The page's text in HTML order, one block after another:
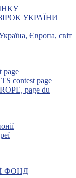
УКРАЇНИ
Європа, світ
page
contest page
page du
ФОНД